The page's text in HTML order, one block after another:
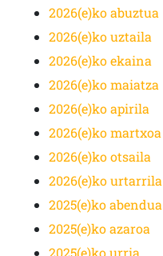
2026(e)ko abuztua
2026(e)ko uztaila
2026(e)ko ekaina
2026(e)ko maiatza
2026(e)ko apirila
2026(e)ko martxoa
2026(e)ko otsaila
2026(e)ko urtarrila
2025(e)ko abendua
2025(e)ko azaroa